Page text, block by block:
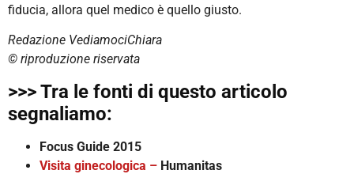
fiducia, allora quel medico è quello giusto.
Redazione VediamociChiara
© riproduzione riservata
>>> Tra le fonti di questo articolo
segnaliamo:
Focus Guide 2015
Visita ginecologica – Humanitas